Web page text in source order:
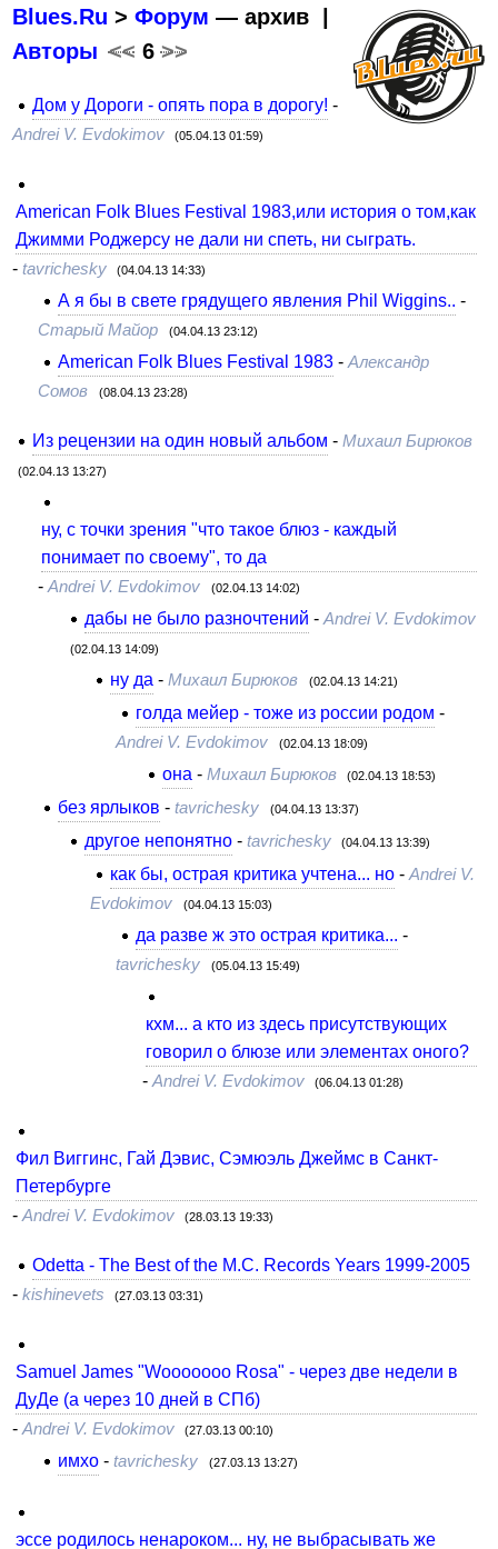
Blues.Ru > Форум — архив |
Авторы << 6>>
Дом у Дороги - опять пора в дорогу! -
Andrei V. Evdokimov (05.04.13 01:59)
American Folk Blues Festival 1983,или история о том,как
Джимми Роджерсу не дали ни спеть, ни сыграть.
- tavrichesky (04.04.13 14:33)
А я бы в свете грядущего явления Phil Wiggins.. -
Старый Майор (04.04.13 23:12)
American Folk Blues Festival 1983 -Александр
Сомов
(08.04.13 23:28)
Из рецензии на один новый альбом - Михаил Бирюков
(02.04.13 13:27)
ну, с точки зрения "что такое блюз - каждый
понимает по своему", то да
-Andrei V. Evdokimov (02.04.13 14:02)
дабы не было разночтений - Andrei V. Evdokimov
(02.04.13 14:09)
ну да - Михаил Бирюков (02.04.13 14:21)
голда мейер - тоже из россии родом -
Andrei V. Evdokimov (02.04.13 18:09)
она - Михаил Бирюков (02.04.13 18:53)
без ярлыков -tavrichesky (04.04.13 13:37)
другое непонятно- tavrichesky (04.04.13 13:39)
как бы, острая критика учтена... но- Andrei V.
Evdokimov
(04.04.13 15:03)
да разве ж это острая критика... -
tavrichesky (05.04.13 15:49)
кхм... а кто из здесь присутствующих
говорил о блюзе или элементах оного?
- Andrei V. Evdokimov (06.04.13 01:28)
Фил Виггинс, Гай Дэвис, Сэмюэль Джеймс в Санкт-
Петербурге
- Andrei V. Evdokimov (28.03.13 19:33)
Odetta - The Best of the M.C. Records Years 1999-2005
- kishinevets (27.03.13 03:31)
Samuel James "Wooooooo Rosa" - через две недели в
ДуДе (а через 10 дней в СПб)
- Andrei V. Evdokimov (27.03.13 00:10)
имхо -tavrichesky (27.03.13 13:27)
эссе родилось ненароком... ну, не выбрасывать же